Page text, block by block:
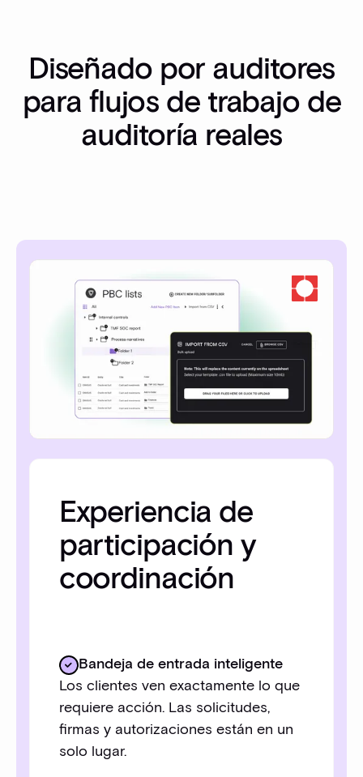
Diseñado por auditores
para flujos de trabajo de
auditoría reales
Experiencia de
participación y
coordinación
Bandeja de entrada inteligente
Los clientes ven exactamente lo que
requiere acción. Las solicitudes,
firmas y autorizaciones están en un
solo lugar.